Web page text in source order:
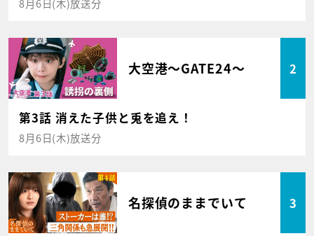
大空港～GATE24～ 2
第3話 消えた子供と兎を追え！
8月6日(木)放送分
名探偵のままでいて 3